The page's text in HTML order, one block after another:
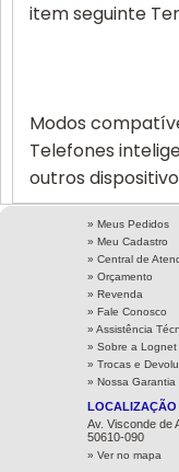
item seguinte
Modos
Telefones
outros
» Meus Pedidos
» Meu Cadastro
» Central de
» Orçamento
» Revenda
» Fale Conosco
» Assistência
» Sobre a Lognet
» Trocas e
» Nossa Garantia
LOCALIZAÇÃO
Av. Visconde de
50610-090
» Ver no mapa